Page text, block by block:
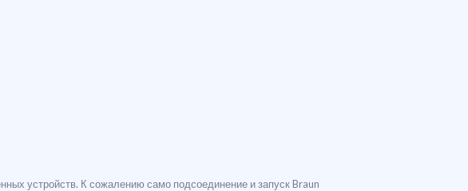
устройств. К сожалению само подсоединение и запуск Braun